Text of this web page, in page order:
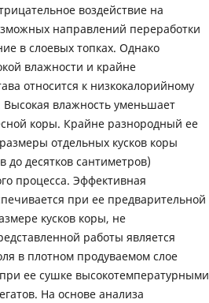
воздействие на
направлений переработки
в слоевых топках. Однако
влажности и крайне
относится к низкокалорийному
влажность уменьшает
коры. Крайне разнородный ее
отдельных кусков коры
до десятков сантиметров)
процесса. Эффективная
при ее предварительной
кусков коры, не
работы является
в плотном продуваемом слое
ее сушке высокотемпературными
На основе анализа